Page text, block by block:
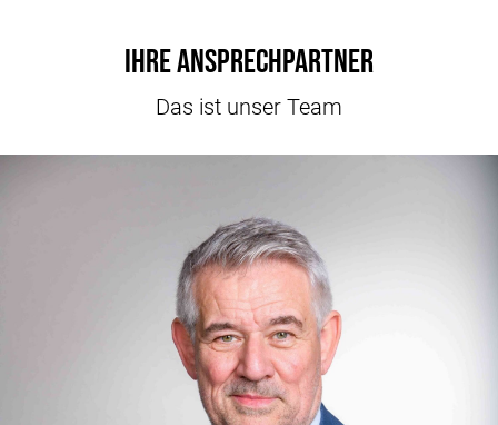
Ihre Ansprechpartner
Das ist unser Team